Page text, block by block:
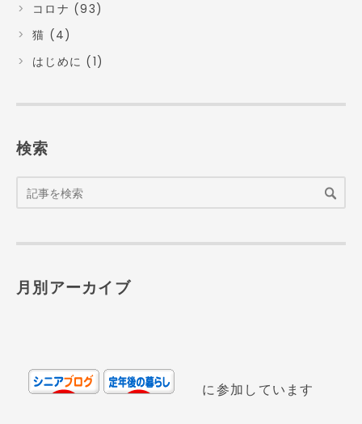
コロナ (93)
猫 (4)
はじめに (1)
検索
月別アーカイブ
に参加しています